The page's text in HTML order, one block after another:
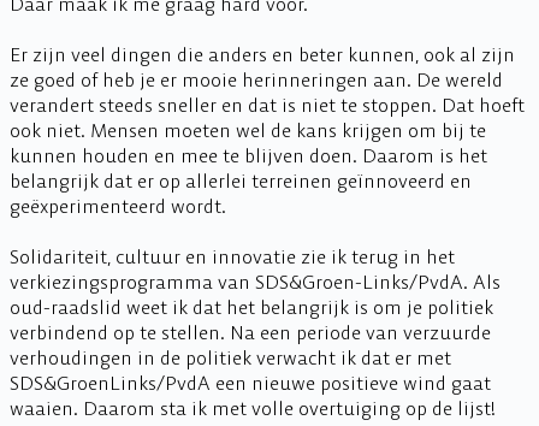
Er zijn veel dingen die anders en beter kunnen, ook al zijn
ze goed of heb je er mooie herinneringen aan. De wereld
verandert steeds sneller en dat is niet te stoppen. Dat hoeft
ook niet. Mensen moeten wel de kans krijgen om bij te
kunnen houden en mee te blijven doen. Daarom is het
belangrijk dat er op allerlei terreinen geïnnoveerd en
geëxperimenteerd wordt.
Solidariteit, cultuur en innovatie zie ik terug in het
verkiezingsprogramma van SDS&Groen-Links/PvdA. Als
oud-raadslid weet ik dat het belangrijk is om je politiek
verbindend op te stellen. Na een periode van verzuurde
verhoudingen in de politiek verwacht ik dat er met
SDS&GroenLinks/PvdA een nieuwe positieve wind gaat
waaien. Daarom sta ik met volle overtuiging op de lijst!